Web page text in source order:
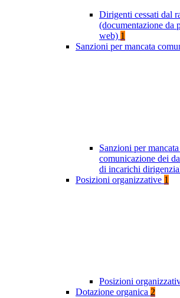
Dirigenti cessati dal
(documentazione da
web) 1
Sanzioni per mancata
Sanzioni per
comunicazione dei
di incarichi
Posizioni organizzative 1
Posizioni
Dotazione organica 2